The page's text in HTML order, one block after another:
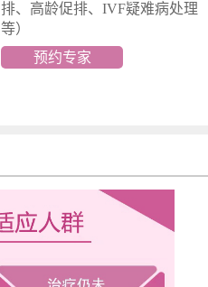
排、高龄促排、IVF疑难病处理
等）
预约专家